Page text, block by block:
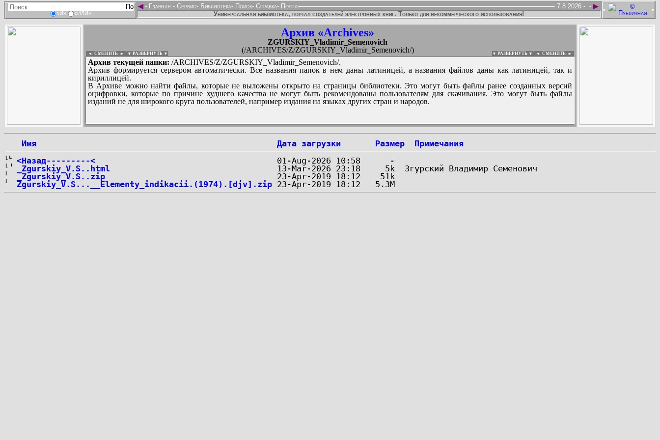
«И» «ИЛИ»
• •
◄ ►
- Главная - Сервис- Библиотека- Поиск- Справка- Почта -
7.8.2026 -
Универсальная библиотека, портал создателей электронных книг. Только для некоммерческого использования!
Архив «Archives»
ZGURSKIY_Vladimir_Semenovich
(/ARCHIVES/Z/ZGURSKIY_Vladimir_Semenovich/)
◄ СМЕНИТЬ ► ▼ РАЗВЕРНУТЬ ▼ ▼ РАЗВЕРНУТЬ ▼ ◄ СМЕНИТЬ ►
Архив текущей папки: /ARCHIVES/Z/ZGURSKIY_Vladimir_Semenovich/.
Архив формируется сервером автоматически. Все названия папок в нем даны латиницей, а названия файлов даны как латиницей, так и
кириллицей.
В Архиве можно найти файлы, которые не выложены открыто на страницы библиотеки. Это могут быть файлы ранее созданных версий
оцифровки, которые по причине худшего качества не могут быть рекомендованы пользователям для скачивания. Это могут быть файлы
изданий не для широкого круга пользователей, например издания на языках других стран и народов.
:
...
Имя Дата загрузки Размер
Примечания
<Назад---------<
_Zgurskiy_V.S..html
_Zgurskiy_V.S..zip
Zgurskiy_V.S...__Elementy_indikacii.(1974).[djv].zip